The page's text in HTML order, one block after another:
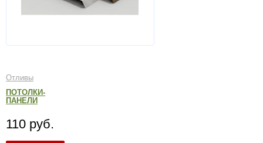
Отливы
ПОТОЛКИ-
ПАНЕЛИ
110 руб.